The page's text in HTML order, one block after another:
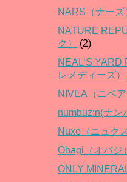
NARS（ナーズ
NATURE
ク）
(2)
NEAL’S
レメディーズ）
NIVEA（ニベア
numbuz:n(ナン
Nuxe（ニュクス
Obagi（オバジ）
ONLY